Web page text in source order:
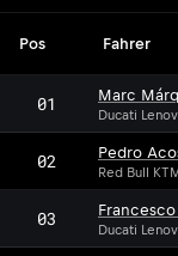
Pos Fahrer
01 Marc
Ducati
02 Pedro
Red Bull
03 Ducati